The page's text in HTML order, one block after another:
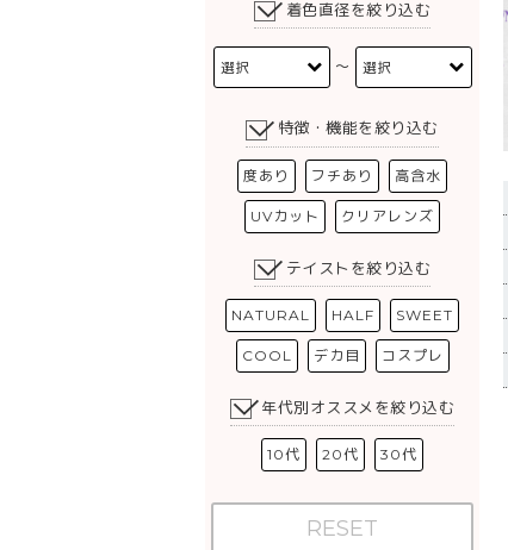
着色直径を絞り込む
〜
特徴・機能を絞り込む
度あり フチあり 高含水
UVカット クリアレンズ
テイストを絞り込む
NATURAL HALF SWEET
COOL デカ目 コスプレ
年代別オススメを絞り込む
10代 20代 30代
RESET